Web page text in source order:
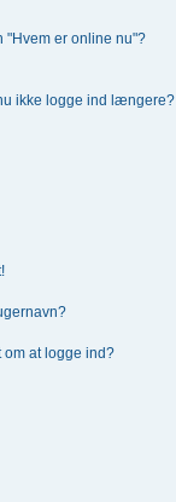
"Hvem er online nu"?
ikke logge ind
om at logge ind?